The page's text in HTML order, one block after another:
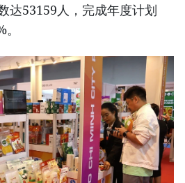
达53159人，完成年度计划